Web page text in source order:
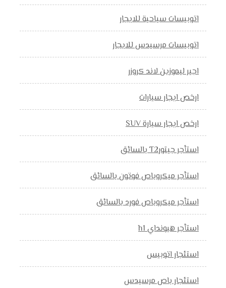
اتوبيسات سياحية للايجار
اتوبيسات مرسيدس للايجار
اجير ليموزين لاند كروزر
ارخص ايجار سيارات
ارخص ايجار سيارة SUV
استأجر جيتورT2 بالسائق
استأجر ميكروباص فوتون بالسائق
استأجر ميكروباص فورد بالسائق
استأجر هيونداي h1
استئجار اتوبيس
استئجار باص مرسيدس